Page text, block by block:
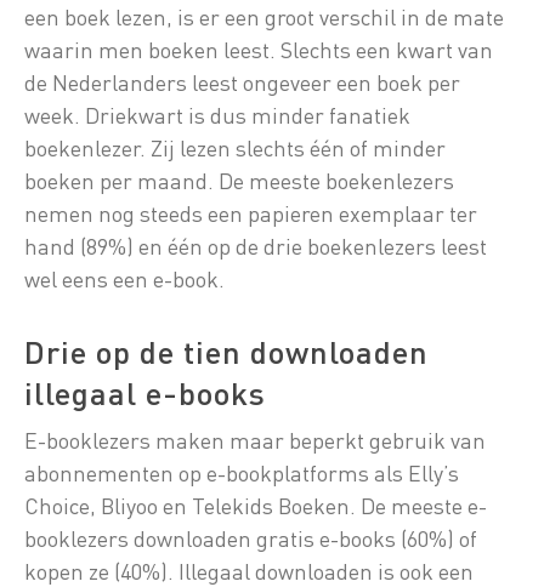
een boek lezen, is er een groot verschil in de mate
waarin men boeken leest. Slechts een kwart van
de Nederlanders leest ongeveer een boek per
week. Driekwart is dus minder fanatiek
boekenlezer. Zij lezen slechts één of minder
boeken per maand. De meeste boekenlezers
nemen nog steeds een papieren exemplaar ter
hand (89%) en één op de drie boekenlezers leest
wel eens een e-book.
Drie op de tien downloaden
illegaal e-books
E-booklezers maken maar beperkt gebruik van
abonnementen op e-bookplatforms als Elly’s
Choice, Bliyoo en Telekids Boeken. De meeste e-
booklezers downloaden gratis e-books (60%) of
kopen ze (40%). Illegaal downloaden is ook een